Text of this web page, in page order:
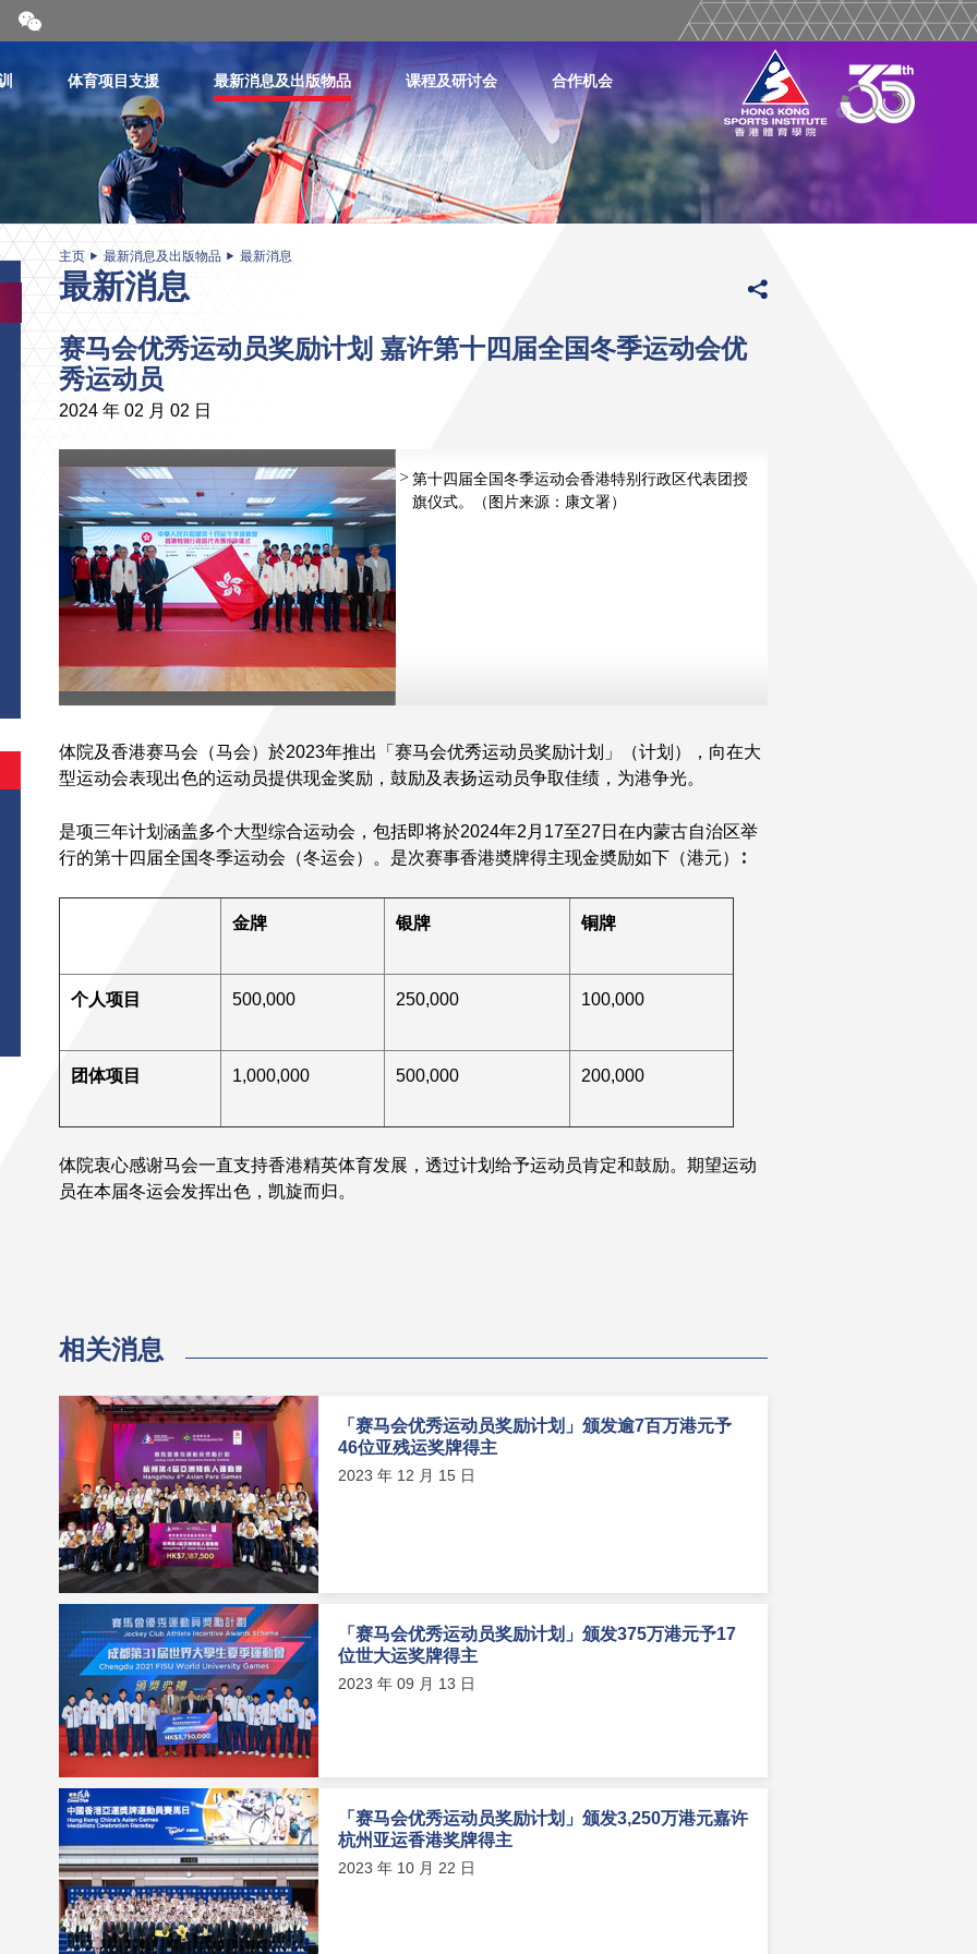
开
合
维
体育项目支援 最新消息及出版物品 课程及研讨会 合作机会
主页 最新消息及出版物品 最新消息
最新消息
赛马会优秀运动员奖励计划 嘉许第十四届全国冬季运动会优
秀运动员
2024 年 02 月 02 日
第十四届全国冬季运动会香港特别行政区代表团授
旗仪式。（图片来源：康文署）
体院及香港赛马会（马会）於2023年推出「赛马会优秀运动员奖励计划」（计划），向在大
型运动会表现出色的运动员提供现金奖励，鼓励及表扬运动员争取佳绩，为港争光。
是项三年计划涵盖多个大型综合运动会，包括即将於2024年2月17至27日在内蒙古自治区举
行的第十四届全国冬季运动会（冬运会）。是次赛事香港奬牌得主现金奬励如下（港元）∶
金牌 银牌 铜牌
个人项目 500,000 250,000 100,000
团体项目 1,000,000 500,000 200,000
体院衷心感谢马会一直支持香港精英体育发展，透过计划给予运动员肯定和鼓励。期望运动
员在本届冬运会发挥出色，凯旋而归。
相关消息
「赛马会优秀运动员奖励计划」颁发逾7百万港元予
46位亚残运奖牌得主
2023 年 12 月 15 日
「赛马会优秀运动员奖励计划」颁发375万港元予17
位世大运奖牌得主
2023 年 09 月 13 日
「赛马会优秀运动员奖励计划」颁发3,250万港元嘉许
杭州亚运香港奖牌得主
2023 年 10 月 22 日